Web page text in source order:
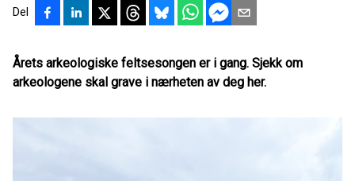
Del
Årets arkeologiske feltsesongen er i gang. Sjekk om
arkeologene skal grave i nærheten av deg her.